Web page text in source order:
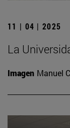
11 | 04 | 2025
La
Imagen Manuel